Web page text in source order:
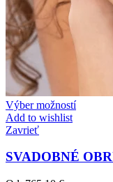
Výber možností
Add to wishlist
Zavrieť
SVADOBNÉ